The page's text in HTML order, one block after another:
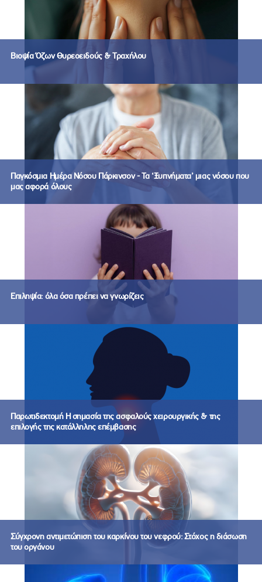
Βιοψία Όζων Θυρεοειδούς & Τραχήλου
Παγκόσμια Ημέρα Νόσου Πάρκινσον - Τα ‘Ξυπνήματα’ μιας νόσου που
μας αφορά όλους
Επιληψία: όλα όσα πρέπει να γνωρίζεις
Παρωτιδεκτομή Η σημασία της ασφαλούς χειρουργικής & της
επιλογής της κατάλληλης επέμβασης
Σύγχρονη αντιμετώπιση του καρκίνου του νεφρού: Στόχος η διάσωση
του οργάνου